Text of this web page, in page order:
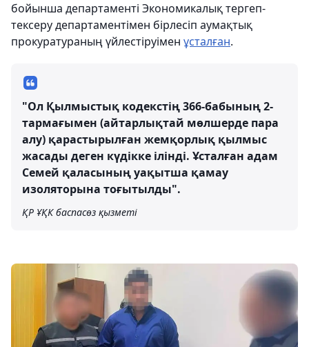
бойынша департаменті Экономикалық тергеп-
тексеру департаментімен бірлесіп аумақтық
прокуратураның үйлестіруімен ұсталған.
"Ол Қылмыстық кодекстің 366-бабының 2-
тармағымен (айтарлықтай мөлшерде пара
алу) қарастырылған жемқорлық қылмыс
жасады деген күдікке ілінді. Ұсталған адам
Семей қаласының уақытша қамау
изоляторына тоғытылды".
ҚР ҰҚК баспасөз қызметі